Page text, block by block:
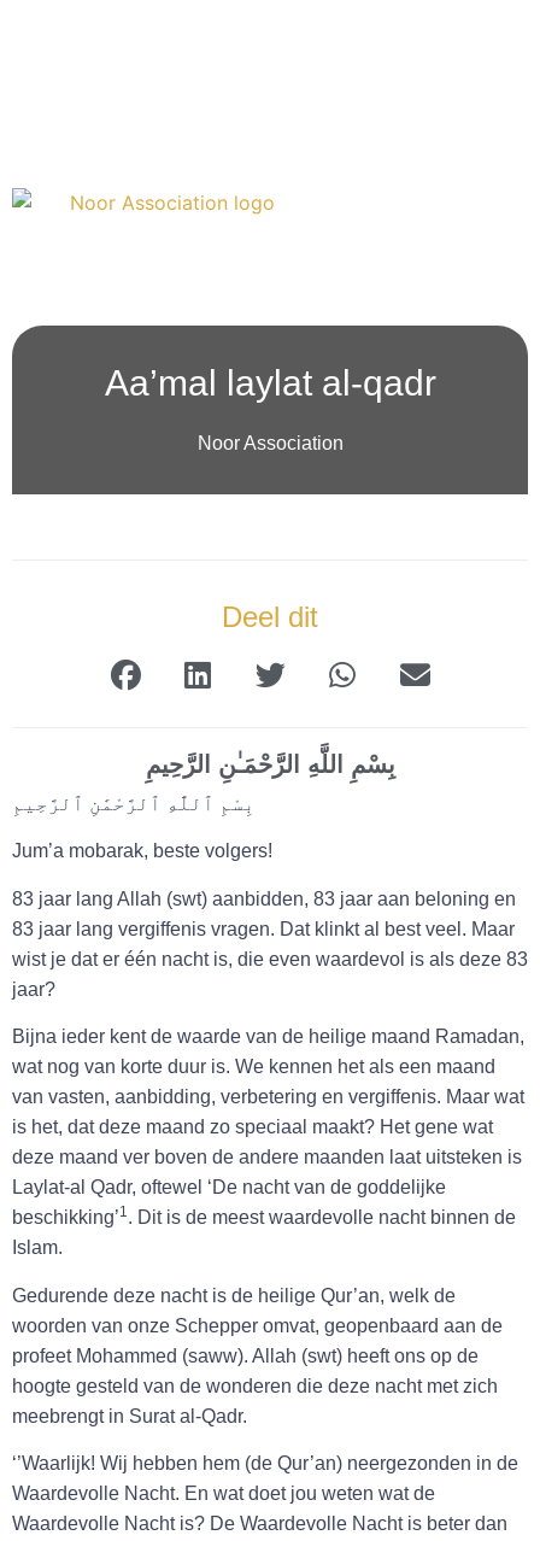
Aa’mal laylat al-qadr
Noor Association
Deel dit
بِسْمِ اللَّهِ الرَّحْمَـٰنِ الرَّحِيمِ
Jum’a mobarak, beste volgers!
83 jaar lang Allah (swt) aanbidden, 83 jaar aan beloning en
83 jaar lang vergiffenis vragen. Dat klinkt al best veel. Maar
wist je dat er één nacht is, die even waardevol is als deze 83
jaar?
Bijna ieder kent de waarde van de heilige maand Ramadan,
wat nog van korte duur is. We kennen het als een maand
van vasten, aanbidding, verbetering en vergiffenis. Maar wat
is het, dat deze maand zo speciaal maakt? Het gene wat
deze maand ver boven de andere maanden laat uitsteken is
Laylat-al Qadr, oftewel ‘De nacht van de goddelijke
beschikking’1. Dit is de meest waardevolle nacht binnen de
Islam.
Gedurende deze nacht is de heilige Qur’an, welk de
woorden van onze Schepper omvat, geopenbaard aan de
profeet Mohammed (saww). Allah (swt) heeft ons op de
hoogte gesteld van de wonderen die deze nacht met zich
meebrengt in Surat al-Qadr.
‘’Waarlijk! Wij hebben hem (de Qur’an) neergezonden in de
Waardevolle Nacht. En wat doet jou weten wat de
Waardevolle Nacht is? De Waardevolle Nacht is beter dan